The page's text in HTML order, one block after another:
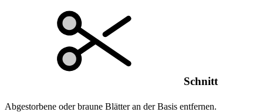
Schnitt
Abgestorbene oder braune Blätter an der Basis entfernen.